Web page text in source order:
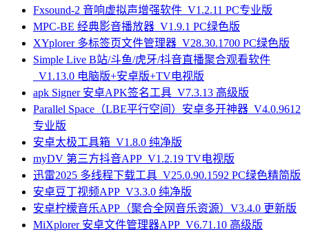
Fxsound-2 音响虚拟声增强软件_V1.2.11 PC专业版
MPC-BE 经典影音播放器_V1.9.1 PC绿色版
XYplorer 多标签页文件管理器_V28.30.1700 PC绿色版
Simple Live B站/斗鱼/虎牙/抖音直播聚合观看软件
_V1.13.0 电脑版+安卓版+TV电视版
apk Signer 安卓APK签名工具_V7.3.13 高级版
Parallel Space（LBE平行空间）安卓多开神器_V4.0.9612
专业版
安卓太极工具箱_V1.8.0 纯净版
myDV 第三方抖音APP_V1.2.19 TV电视版
迅雷2025 多线程下载工具_V25.0.90.1592 PC绿色精简版
安卓豆丁视频APP_V3.3.0 纯净版
安卓柠檬音乐APP（聚合全网音乐资源）V3.4.0 更新版
MiXplorer 安卓文件管理器APP_V6.71.10 高级版